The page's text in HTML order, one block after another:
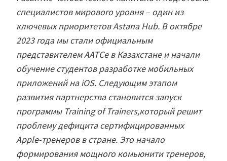
специалистов мирового уровня – один из
ключевых приоритетов Astana Hub. В октябре
2023 года мы стали официальным
представителем AATCe в Казахстане и начали
обучение студентов разработке мобильных
приложений на iOS. Следующим этапом
развития партнерства становится запуск
программы Training of Trainers,который решит
проблему дефицита сертифицированных
Apple-тренеров в стране. Это начало
формирования мощного комьюнити тренеров,